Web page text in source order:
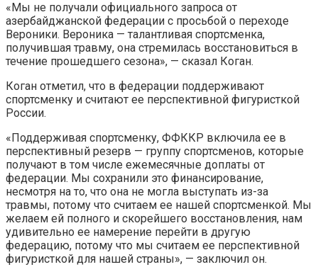
«Мы не получали официального запроса от
азербайджанской федерации с просьбой о переходе
Вероники. Вероника — талантливая спортсменка,
получившая травму, она стремилась восстановиться в
течение прошедшего сезона», — сказал Коган.
Коган отметил, что в федерации поддерживают
спортсменку и считают ее перспективной фигуристкой
России.
«Поддерживая спортсменку, ФФККР включила ее в
перспективный резерв — группу спортсменов, которые
получают в том числе ежемесячные доплаты от
федерации. Мы сохранили это финансирование,
несмотря на то, что она не могла выступать из-за
травмы, потому что считаем ее нашей спортсменкой. Мы
желаем ей полного и скорейшего восстановления, нам
удивительно ее намерение перейти в другую
федерацию, потому что мы считаем ее перспективной
фигуристкой для нашей страны», — заключил он.